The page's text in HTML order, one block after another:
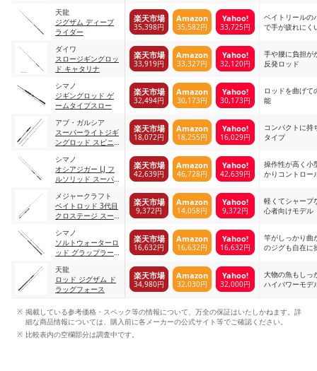
ラック
天龍
ジグザム ディープ
ライダー
楽天市場
35,398円
Amazon
35,582円
Yahoo!
33,725円
ベイトリールの
で手が疲れにく
ダイワ
スロージギングロッ
ド キャタリナ
楽天市場
33,919円
Amazon
33,327円
Yahoo!
32,120円
手や腰に負担が
反発ロッド
シマノ
ジギングロッド ゲ
ームタイプスロー
楽天市場
32,494円
Amazon
30,173円
Yahoo!
30,173円
ロッドを曲げて
能
アブ・ガルシア
スーパーライトジギ
ングロッド スピニ
ージ
楽天市場
18,072円
Amazon
18,255円
Yahoo!
16,029円
コンパクトに持
タイプ
シマノ
オシアジガー LJ フ
ルソリッド スーパ
パワーモデル
楽天市場
42,639円
Amazon
46,728円
Yahoo!
42,639円
操作性が高く小
かりコントロー
メジャークラフト
ベイトロッド 3代目
クロステージ スー
楽天市場
9,372円
Amazon
14,058円
Yahoo!
9,372円
軽くてシャープ
心者向けモデル
シマノ
ソルトウォーターロ
ッド グラップラー
楽天市場
16,632円
Amazon
16,632円
Yahoo!
16,632円
竿がしっかり曲
のジグも自在に
天龍
ロッド ジグザム ド
ラッグフォース
楽天市場
34,980円
Amazon
32,030円
Yahoo!
32,000円
大物の魚もしっ
ハイパワーモデ
掲載している参考価格・スペック等の情報について、万全の保証はいたしかねます。詳
細な商品情報については、購入前に各メーカーの公式サイト等でご確認ください。
比較表内の空欄部分は調査中です。